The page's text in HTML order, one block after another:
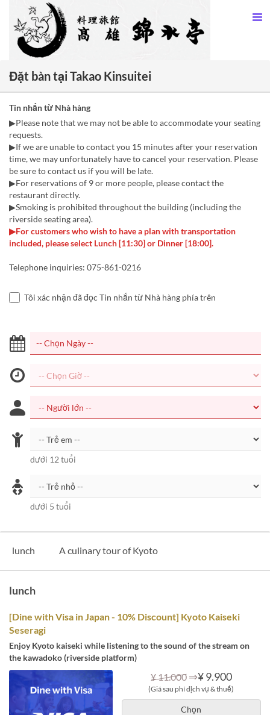
Đặt bàn tại Takao Kinsuitei
Tin nhắn từ Nhà hàng
▶Please note that we may not be able to accommodate your seating
requests.
▶If we are unable to contact you 15 minutes after your reservation
time, we may unfortunately have to cancel your reservation. Please
be sure to contact us if you will be late.
▶For reservations of 9 or more people, please contact the
restaurant directly.
▶Smoking is prohibited throughout the building (including the
riverside seating area).
▶For customers who wish to have a plan with transportation
included, please select Lunch [11:30] or Dinner [18:00].
Telephone inquiries: 075-861-0216
Tôi xác nhận đã đọc Tin nhắn từ Nhà hàng phía trên
dưới 12 tuổi
dưới 5 tuổi
lunch A culinary tour of Kyoto
lunch
[Dine with Visa in Japan - 10% Discount] Kyoto Kaiseki
Seseragi
Enjoy Kyoto kaiseki while listening to the sound of the stream on
the kawadoko (riverside platform)
¥ 11.000 ⇒¥ 9.900
(Giá sau phí dịch vụ & thuế)
Chọn